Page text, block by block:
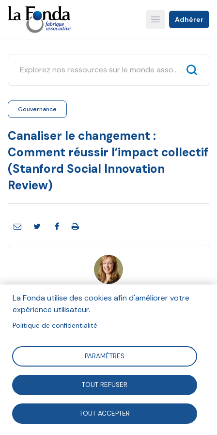
Aller
au
contenu
principal
Open main menu
Adhérer
Gouvernance
Canaliser le changement :
Comment réussir l’impact collectif
(Stanford Social Innovation
Review)
Et John Kania, Mark Kramer
Une analyse approfondie de la façon dont les
organisations de toutes sortes agissent dans les
environnements les plus divers et mettent en place
une approche d’impact collectif pour résoudre les
La Fonda utilise des cookies afin d'améliorer votre
expérience utilisateur.
Politique de confidentialité
PARAMÈTRES
TOUT REFUSER
TOUT ACCEPTER